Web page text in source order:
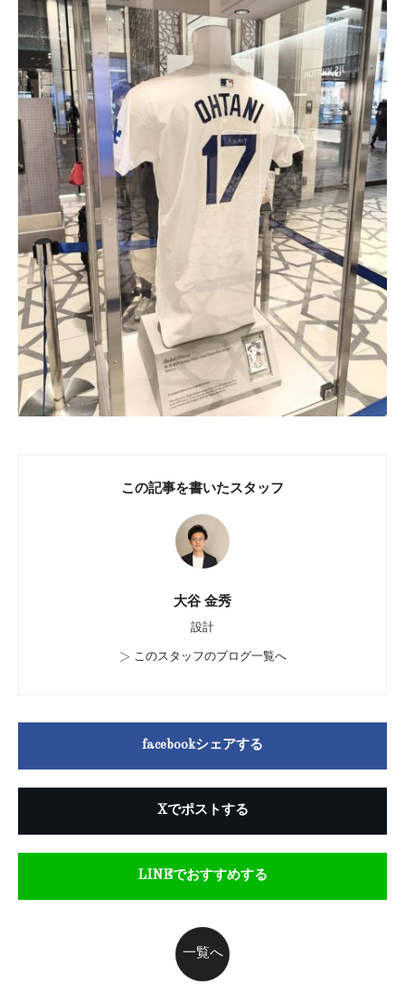
この記事を書いたスタッフ
大谷 金秀
設計
> このスタッフのブログ一覧へ
facebookシェアする
Xでポストする
LINEでおすすめする
一覧へ